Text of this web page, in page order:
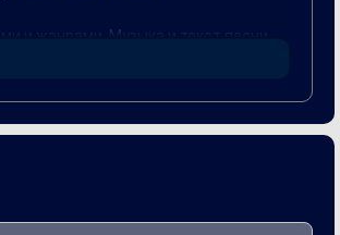
и жанрами. Музыка и текст песни
создают эффект погружения в